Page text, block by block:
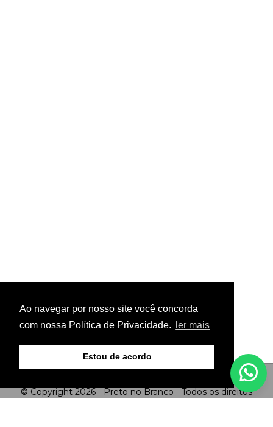
Ao navegar por nosso site você concorda
com nossa Política de Privacidade.
ler mais
Estou de acordo
© Copyright 2026 - Preto no Branco - Todos os direitos